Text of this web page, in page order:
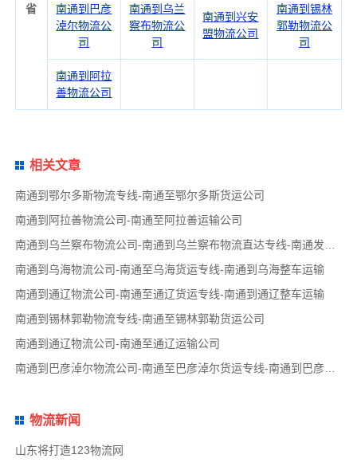
省
南通到巴彦
淖尔物流公
司
南通到乌兰
察布物流公
司
南通到兴安
盟物流公司
南通到锡林
郭勒物流公
司
南通到阿拉
善物流公司
相关文章
南通到鄂尔多斯物流专线-南通至鄂尔多斯货运公司
南通到阿拉善物流公司-南通至阿拉善运输公司
南通到乌海物流公司-南通至乌海货运专线-南通到乌海整车运输
南通到通辽物流公司-南通至通辽货运专线-南通到通辽整车运输
南通到锡林郭勒物流专线-南通至锡林郭勒货运公司
南通到通辽物流公司-南通至通辽运输公司
南通到巴彦淖尔物流公司-南通至巴彦淖尔货运专线-南通到巴彦淖尔整车运输
物流新闻
山东将打造123物流网